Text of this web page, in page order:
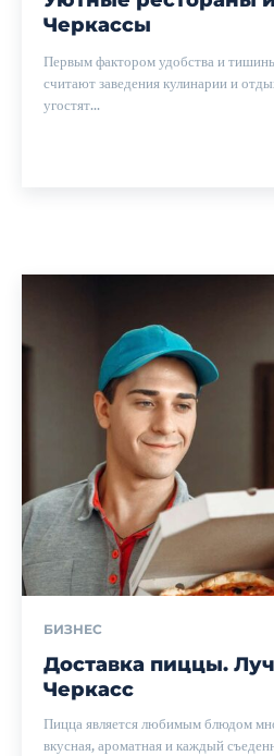
Черкассы
Первым фактором удобства и
считают заведения кулинарии и
угостят...
БИЗНЕС
Доставка пиццы.
Черкасс
Пицца является любимым блюдом
вкусная, ароматная и каждый